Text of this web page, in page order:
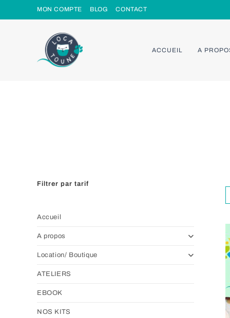
to
MON COMPTE BLOG CONTACT
ACCUEIL A
Filtrer par tarif
Accueil
A propos
Location/ Boutique
ATELIERS
EBOOK
NOS KITS